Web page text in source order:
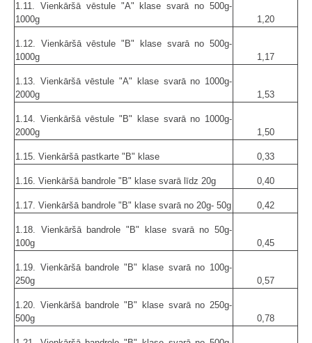
1.11. Vienkāršā vēstule "A" klase svarā no 500g-
1000g
1,20
1.12. Vienkāršā vēstule "B" klase svarā no 500g-
1000g
1,17
1.13. Vienkāršā vēstule "A" klase svarā no 1000g-
2000g
1,53
1.14. Vienkāršā vēstule "B" klase svarā no 1000g-
2000g
1,50
1.15. Vienkāršā pastkarte "B" klase 0,33
1.16. Vienkāršā bandrole "B" klase svarā līdz 20g 0,40
1.17. Vienkāršā bandrole "B" klase svarā no 20g- 50g 0,42
1.18. Vienkāršā bandrole "B" klase svarā no 50g-
100g
0,45
1.19. Vienkāršā bandrole "B" klase svarā no 100g-
250g
0,57
1.20. Vienkāršā bandrole "B" klase svarā no 250g-
500g
0,78